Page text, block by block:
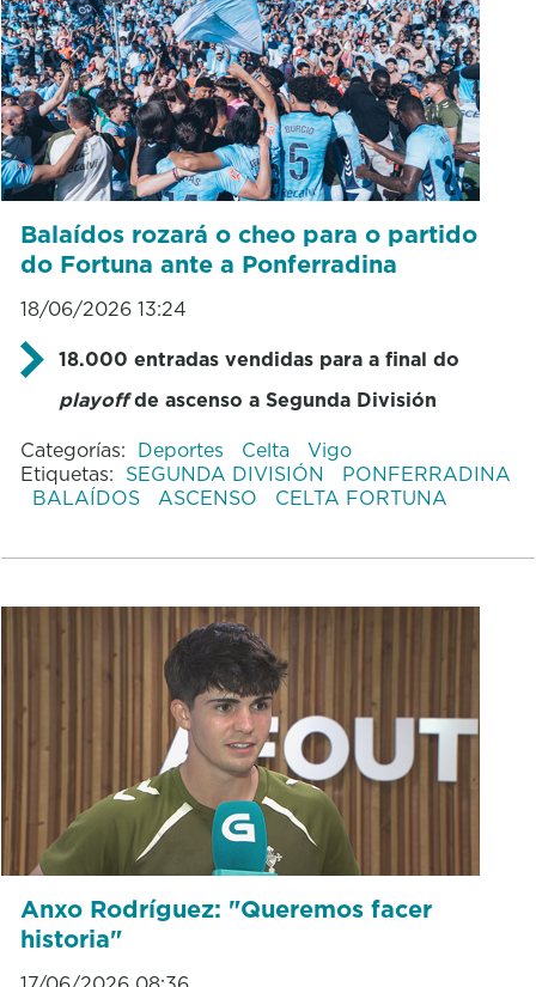
Balaídos rozará o cheo para o partido
do Fortuna ante a Ponferradina
18/06/2026 13:24
18.000 entradas vendidas para a final do
playoffde ascenso a Segunda División
Categorías: Deportes Celta
Vigo
Etiquetas: SEGUNDA DIVISIÓN
PONFERRADINA
BALAÍDOS
ASCENSO CELTA FORTUNA
Anxo Rodríguez: "Queremos facer
historia"